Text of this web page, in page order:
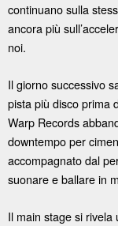
continuano sulla
ancora più
noi.
Il giorno successivo
pista più disco prima
Warp Records
downtempo per
accompagnato dal
suonare e ballare in
Il main stage si rivela